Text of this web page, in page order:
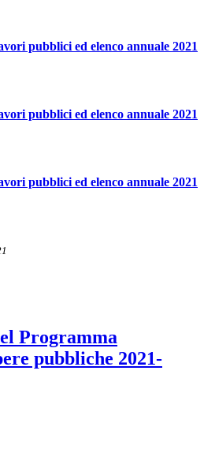
pubblici ed elenco annuale 2021
pubblici ed elenco annuale 2021
pubblici ed elenco annuale 2021
Programma
pubbliche 2021-